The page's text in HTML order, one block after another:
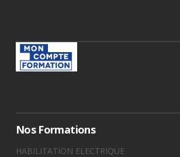
Nos Formations
HABILITATION ELECTRIQUE